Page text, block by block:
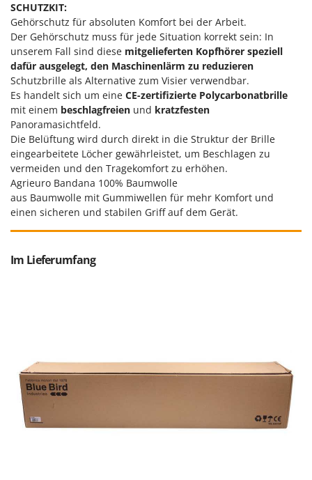
SCHUTZKIT:
Gehörschutz für absoluten Komfort bei der Arbeit.
Der Gehörschutz muss für jede Situation korrekt sein: In
unserem Fall sind diese mitgelieferten Kopfhörer speziell
dafür ausgelegt, den Maschinenlärm zu reduzieren
Schutzbrille als Alternative zum Visier verwendbar.
Es handelt sich um eine CE-zertifizierte Polycarbonatbrille
mit einem beschlagfreien und kratzfesten
Panoramasichtfeld.
Die Belüftung wird durch direkt in die Struktur der Brille
eingearbeitete Löcher gewährleistet, um Beschlagen zu
vermeiden und den Tragekomfort zu erhöhen.
Agrieuro Bandana 100% Baumwolle
aus Baumwolle mit Gummiwellen für mehr Komfort und
einen sicheren und stabilen Griff auf dem Gerät.
Im Lieferumfang